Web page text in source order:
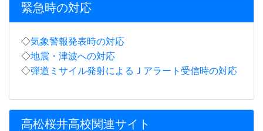
緊急時の対応
◇気象警報発表時の対応
◇地震・津波への対応
◇弾道ミサイル発射によるＪアラート受信時の対応
高松桜井高校関連サイト